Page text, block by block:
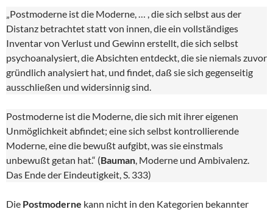
„Postmoderne ist die Moderne, … , die sich selbst aus der
Distanz betrachtet statt von innen, die ein vollständiges
Inventar von Verlust und Gewinn erstellt, die sich selbst
psychoanalysiert, die Absichten entdeckt, die sie niemals zuvor
gründlich analysiert hat, und findet, daß sie sich gegenseitig
ausschließen und widersinnig sind.
Postmoderne ist die Moderne, die sich mit ihrer eigenen
Unmöglichkeit abfindet; eine sich selbst kontrollierende
Moderne, eine die bewußt aufgibt, was sie einstmals
unbewußt getan hat.“ (Bauman, Moderne und Ambivalenz.
Das Ende der Eindeutigkeit, S. 333)
Die Postmoderne kann nicht in den Kategorien bekannter